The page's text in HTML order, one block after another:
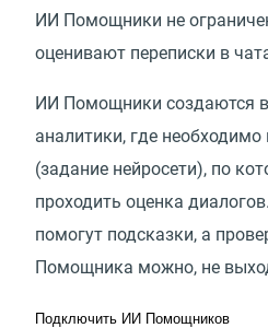
ИИ Помощники не
оценивают переписки в
ИИ Помощники создаются
аналитики, где
(задание нейросети), по
проходить оценка
помогут подсказки, а
Помощника можно, не
Подключить ИИ Помощников